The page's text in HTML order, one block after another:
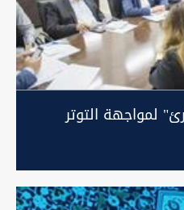
لمواجهة التوتر